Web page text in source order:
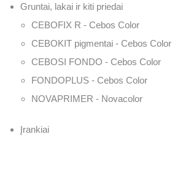
Gruntai, lakai ir kiti priedai
CEBOFIX R - Cebos Color
CEBOKIT pigmentai - Cebos Color
CEBOSI FONDO - Cebos Color
FONDOPLUS - Cebos Color
NOVAPRIMER - Novacolor
Įrankiai